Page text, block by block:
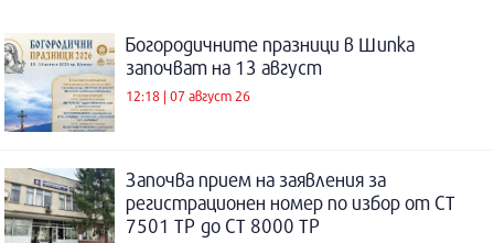
Богородичните празници в Шипка
започват на 13 август
12:18 | 07 август 26
Започва прием на заявления за
регистрационен номер по избор от СТ
7501 ТР до СТ 8000 ТР